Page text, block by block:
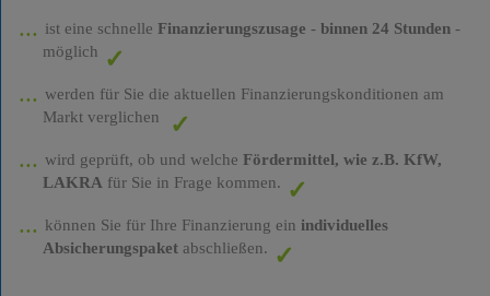
ist eine schnelle Finanzierungszusage - binnen 24 Stunden-
möglich
werden für Sie die aktuellen Finanzierungskonditionen am
Markt verglichen
wird geprüft, ob und welche Fördermittel, wie z.B. KfW,
LAKRA für Sie in Frage kommen.
können Sie für Ihre Finanzierung ein individuelles
Absicherungspaketabschließen.